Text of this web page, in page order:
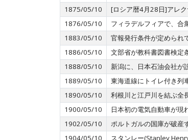
1875/05/10
[ロシア暦4月28日]アレク
1876/05/10
フィラデルフィアで、合
1883/05/10
官報発行条件が定められ
1886/05/10
文部省が教科書図書検定
1888/05/10
新潟に、日本石油会社が
1889/05/10
東海道線にトイレ付き列
1890/05/10
利根川と江戸川を結ぶ全
1900/05/10
日本初の電気自動車が現
1902/05/10
ポルトガルの国庫が破産
1904/05/10
スタンレー